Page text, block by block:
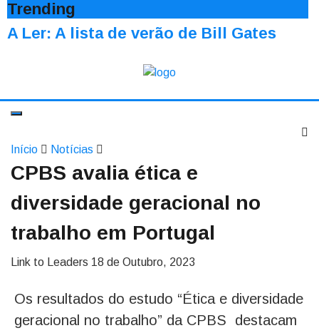
Trending
A Ler: A lista de verão de Bill Gates
Início Notícias
CPBS avalia ética e
diversidade geracional no
trabalho em Portugal
Link to Leaders 18 de Outubro, 2023
Os resultados do estudo “Ética e diversidade
geracional no trabalho” da CPBS destacam